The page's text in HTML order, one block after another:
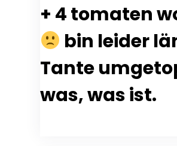
+ 4 tomaten
bin leider
Tante
was, was ist.